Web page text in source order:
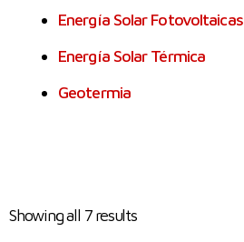
Energía Solar Fotovoltaicas
Energía Solar Térmica
Geotermia
Showing all 7 results